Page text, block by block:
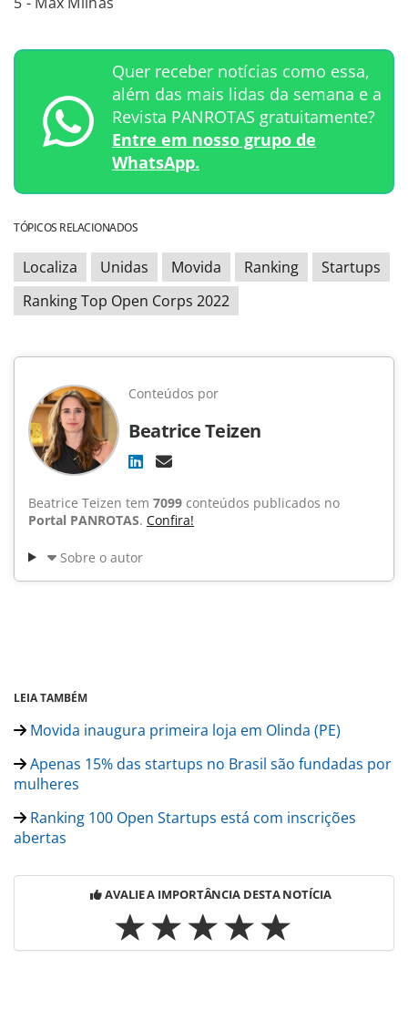
Quer receber notícias como essa,
além das mais lidas da semana e a
Revista PANROTAS gratuitamente?
Entre em nosso grupo de
WhatsApp.
TÓPICOS RELACIONADOS
Localiza Unidas Movida Ranking
Startups
Ranking Top Open Corps 2022
Conteúdos por
Beatrice Teizen
Beatrice Teizen tem 7099 conteúdos publicados no
Portal PANROTAS. Confira!
Sobre o autor
LEIA TAMBÉM
Movida inaugura primeira loja em Olinda (PE)
Apenas 15% das startups no Brasil são fundadas por
mulheres
Ranking 100 Open Startups está com inscrições
abertas
AVALIE A IMPORTÂNCIA DESTA NOTÍCIA